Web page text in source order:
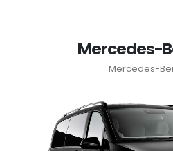
Mercedes-
Mercedes-